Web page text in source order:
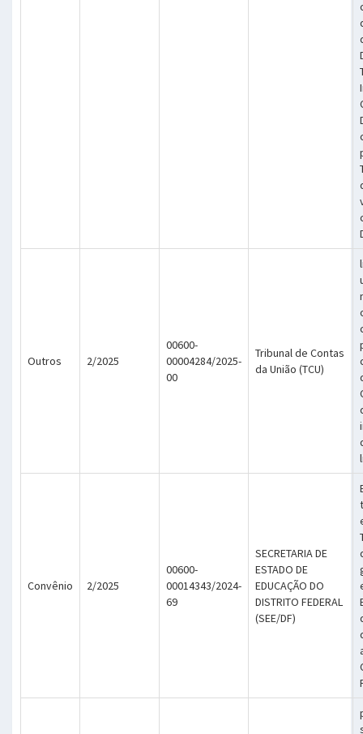
Outros 2/2025
00600-
00004284/2025-
00
Tribunal de Contas
da União (TCU)
Convênio 2/2025
00600-
00014343/2024-
69
SECRETARIA DE
ESTADO DE
EDUCAÇÃO DO
DISTRITO FEDERAL
(SEE/DF)